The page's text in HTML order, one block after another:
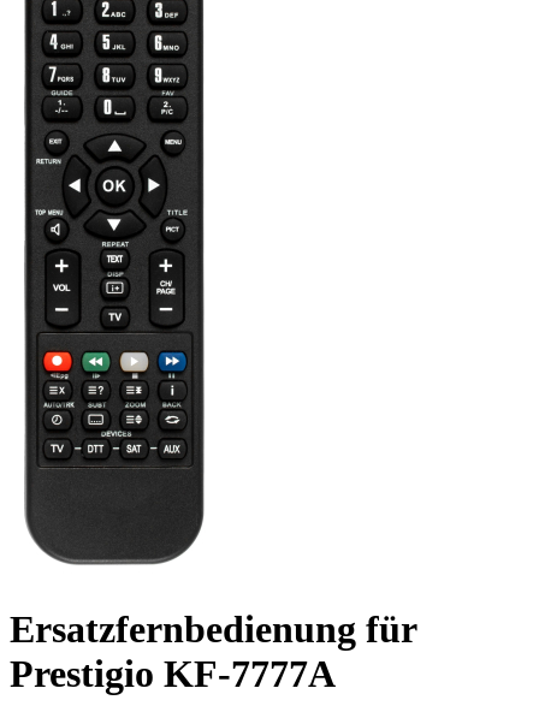
Ersatzfernbedienung für
Prestigio KF-7777A